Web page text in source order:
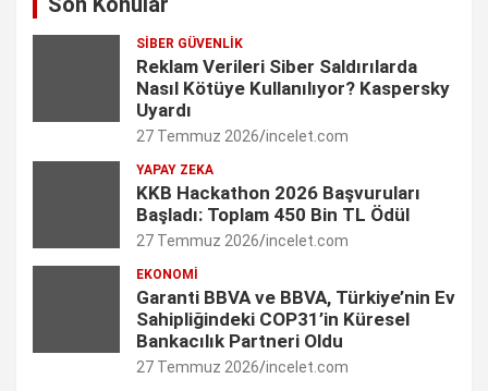
k
e
d
n
t
t
e
r
T
u
b
C
a
n
n
SIBER GÜVENLIK
Reklam Verileri Siber Saldırılarda
Nasıl Kötüye Kullanılıyor? Kaspersky
Uyardı
27 Temmuz 2026 incelet.com
YAPAY ZEKA
KKB Hackathon 2026 Başvuruları
Başladı: Toplam 450 Bin TL Ödül
27 Temmuz 2026 incelet.com
EKONOMI
Garanti BBVA ve BBVA, Türkiye’nin Ev
Sahipliğindeki COP31’in Küresel
Bankacılık Partneri Oldu
27 Temmuz 2026 incelet.com